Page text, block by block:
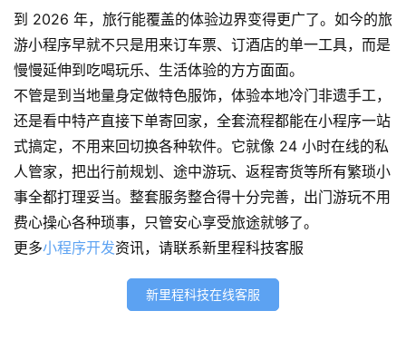
开
发
小
程
序
开
发
网
站
到 2026 年，旅行能覆盖的体验边界变得更广了。如今的旅
游小程序早就不只是用来订车票、订酒店的单一工具，而是
慢慢延伸到吃喝玩乐、生活体验的方方面面。
不管是到当地量身定做特色服饰，体验本地冷门非遗手工，
还是看中特产直接下单寄回家，全套流程都能在小程序一站
式搞定，不用来回切换各种软件。 它就像 24 小时在线的私
人管家，把出行前规划、途中游玩、返程寄货等所有繁琐小
事全都打理妥当。整套服务整合得十分完善，出门游玩不用
费心操心各种琐事，只管安心享受旅途就够了。
更多小程序开发资讯，请联系新里程科技客服
新里程科技在线客服